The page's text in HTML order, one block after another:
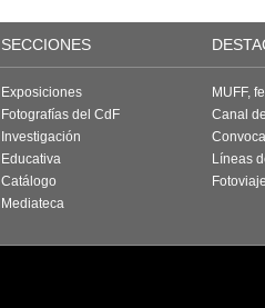
SECCIONES
Exposiciones
Fotografías del CdF
Investigación
Educativa
Catálogo
Mediateca
MUFF,
Canal
Líneas